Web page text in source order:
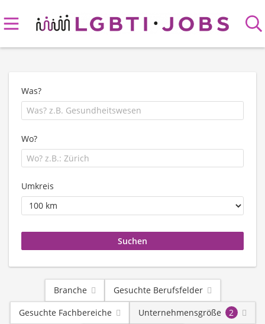
Was?
Wo?
Umkreis
Branche
Gesuchte Berufsfelder
Gesuchte Fachbereiche
Unternehmensgröße
2